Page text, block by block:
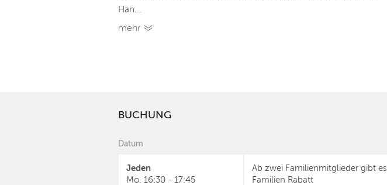
Han...
mehr
BUCHUNG
Datum
Jeden
Mo. 16:30 - 17:45
Ab zwei Familienmitglieder gibt es
Familien Rabatt